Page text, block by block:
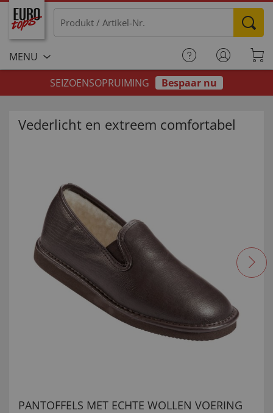
MENU
SEIZOENSOPRUIMING
Bespaar nu
Vederlicht en extreem comfortabel
PANTOFFELS MET ECHTE WOLLEN VOERING